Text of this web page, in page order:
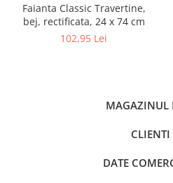
Faianta Classic Travertine,
bej, rectificata, 24 x 74 cm
102,95 Lei
MAGAZINUL
CLIENTI
DATE